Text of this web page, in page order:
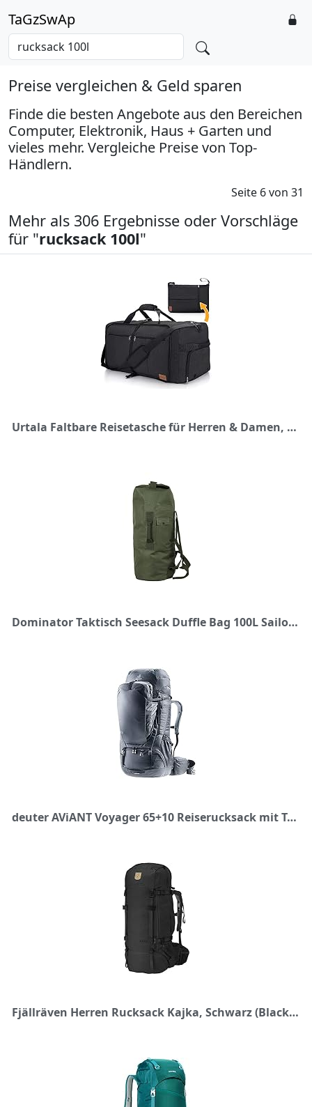
TaGzSwAp
Preise vergleichen & Geld sparen
Finde die besten Angebote aus den Bereichen
Computer, Elektronik, Haus + Garten und
vieles mehr. Vergleiche Preise von Top-
Händlern.
Seite 6 von 31
Mehr als 306 Ergebnisse oder Vorschläge
für "rucksack 100l"
Urtala Faltbare Reisetasche für Herren & Damen, 100L Groß Weekender Übernachtungstasche mit Schuhfach, wasserdichte Handgepäck Tasche/Sporttasche
Dominator Taktisch Seesack Duffle Bag 100L Sailor Round Tactical (Ranger Grün)
deuter AViANT Voyager 65+10 Reiserucksack mit Tagesrucksack
Fjällräven Herren Rucksack Kajka, Schwarz (Black), 80 x 37 x 29 cm, 75 Liter